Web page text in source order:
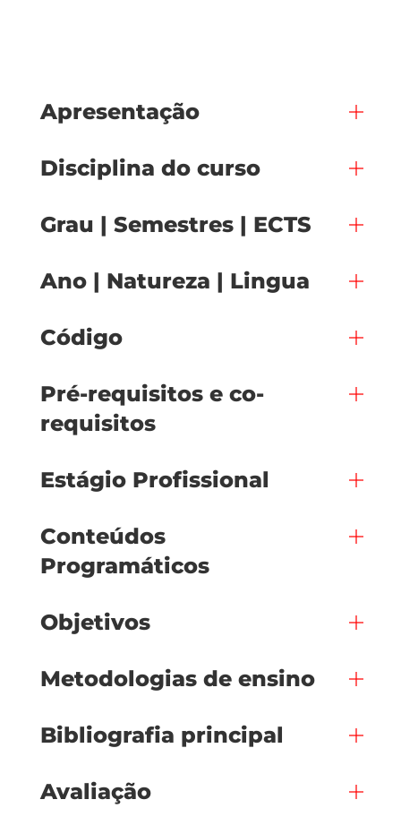
Apresentação
Disciplina do curso
Grau | Semestres | ECTS
Ano | Natureza | Lingua
Código
Pré-requisitos e co-
requisitos
Estágio Profissional
Conteúdos
Programáticos
Objetivos
Metodologias de ensino
Bibliografia principal
Avaliação